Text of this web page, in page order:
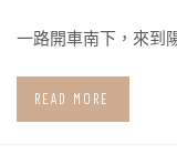
一路開車南下，來到
READ MORE